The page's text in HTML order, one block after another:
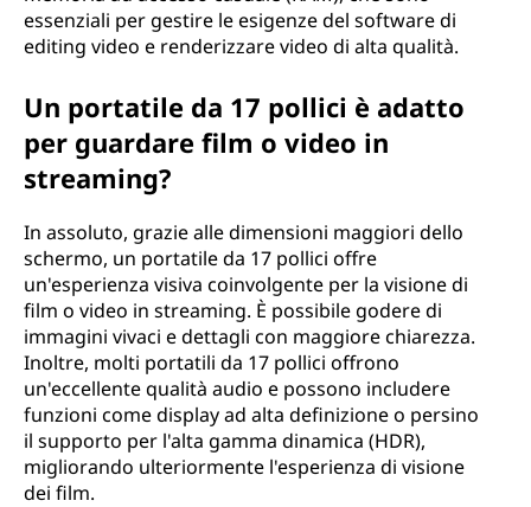
essenziali per gestire le esigenze del software di
editing video e renderizzare video di alta qualità.
Un portatile da 17 pollici è adatto
per guardare film o video in
streaming?
In assoluto, grazie alle dimensioni maggiori dello
schermo, un portatile da 17 pollici offre
un'esperienza visiva coinvolgente per la visione di
film o video in streaming. È possibile godere di
immagini vivaci e dettagli con maggiore chiarezza.
Inoltre, molti portatili da 17 pollici offrono
un'eccellente qualità audio e possono includere
funzioni come display ad alta definizione o persino
il supporto per l'alta gamma dinamica (HDR),
migliorando ulteriormente l'esperienza di visione
dei film.